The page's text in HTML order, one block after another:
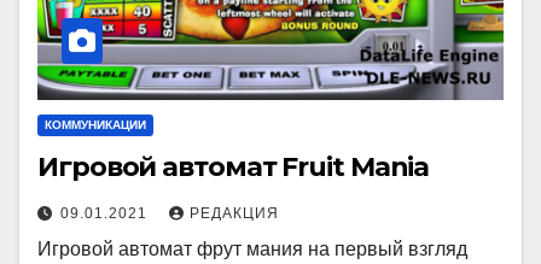
КОММУНИКАЦИИ
Игровой автомат Fruit Mania
09.01.2021 РЕДАКЦИЯ
Игровой автомат фрут мания на первый взгляд